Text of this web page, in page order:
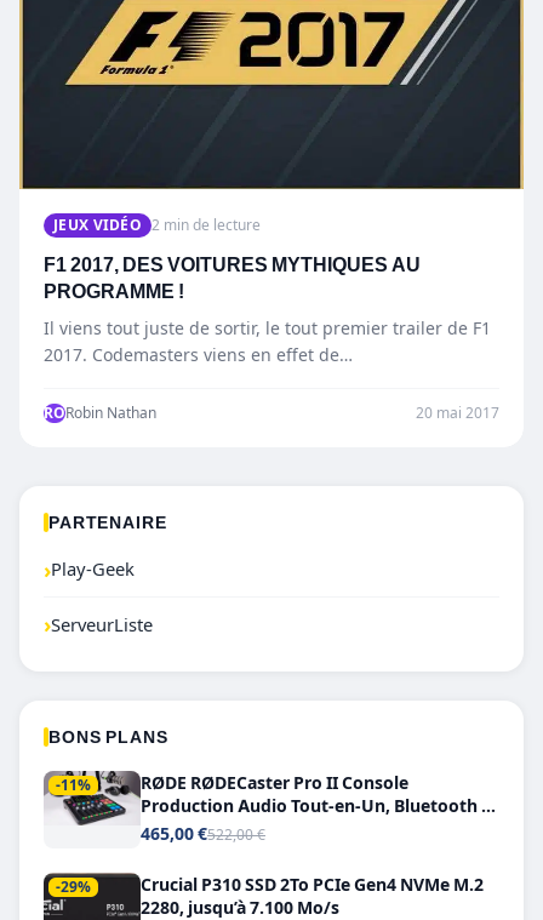
JEUX VIDÉO 2 min de lecture
F1 2017, DES VOITURES MYTHIQUES AU
PROGRAMME !
Il viens tout juste de sortir, le tout premier trailer de F1
2017. Codemasters viens en effet de…
RORobin Nathan 20 mai 2017
PARTENAIRE
›Play-Geek
›ServeurListe
BONS PLANS
-11%
RØDE RØDECaster Pro II Console
Production Audio Tout-en-Un, Bluetooth et
Double USB-C
465,00 €522,00 €
-29%
Crucial P310 SSD 2To PCIe Gen4 NVMe M.2
2280, jusqu’à 7.100 Mo/s